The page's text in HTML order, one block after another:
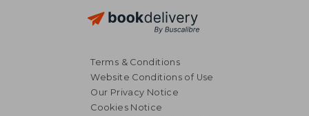
Terms & Conditions
Website Conditions of Use
Our Privacy Notice
Cookies Notice